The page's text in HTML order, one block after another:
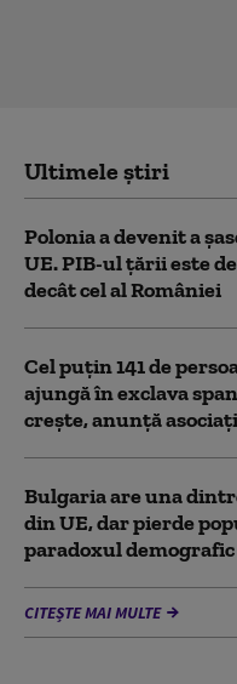
Ultimele știri
Polonia a devenit a
UE. PIB-ul țării este
decât cel al României
Cel puţin 141 de
ajungă în exclava
creşte, anunță
Bulgaria are una
din UE, dar pierde
paradoxul demografic
CITEȘTE MAI MULTE